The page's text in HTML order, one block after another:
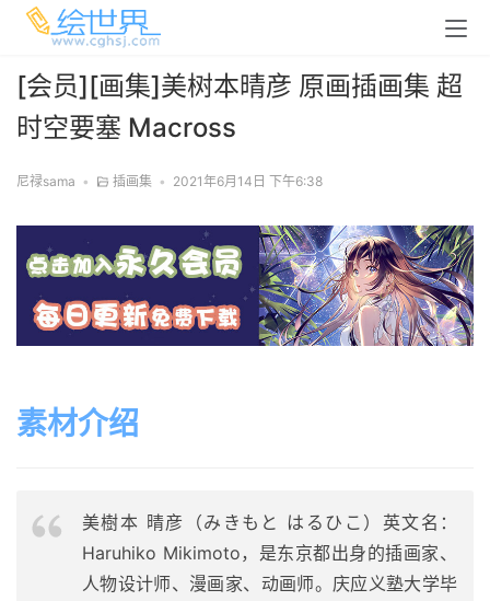
[会员][画集]美树本晴彦 原画插画集 超
时空要塞 Macross
尼禄sama • 插画集 • 2021年6月14日 下午6:38
素材介绍
美樹本 晴彦（みきもと はるひこ）英文名：
Haruhiko Mikimoto，是东京都出身的插画家、
人物设计师、漫画家、动画师。庆应义塾大学毕